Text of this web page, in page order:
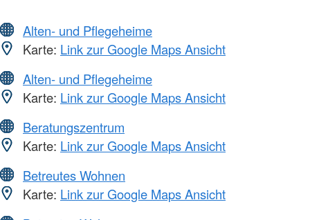
Alten- und Pflegeheime
Karte: Link zur Google Maps Ansicht
Alten- und Pflegeheime
Karte: Link zur Google Maps Ansicht
Beratungszentrum
Karte: Link zur Google Maps Ansicht
Betreutes Wohnen
Karte: Link zur Google Maps Ansicht